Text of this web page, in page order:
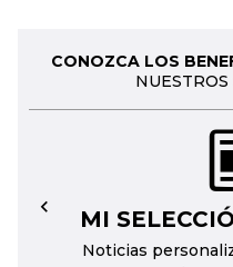
CONOZCA LOS
NUESTROS
MI
Noticias
←